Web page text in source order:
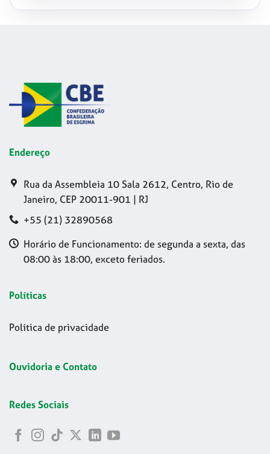
Endereço
Rua da Assembleia 10 Sala 2612, Centro, Rio de
Janeiro, CEP 20011-901 | RJ
+55 (21) 32890568
Horário de Funcionamento: de segunda a sexta, das
08:00 às 18:00, exceto feriados.
Políticas
Política de privacidade
Ouvidoria e Contato
Redes Sociais